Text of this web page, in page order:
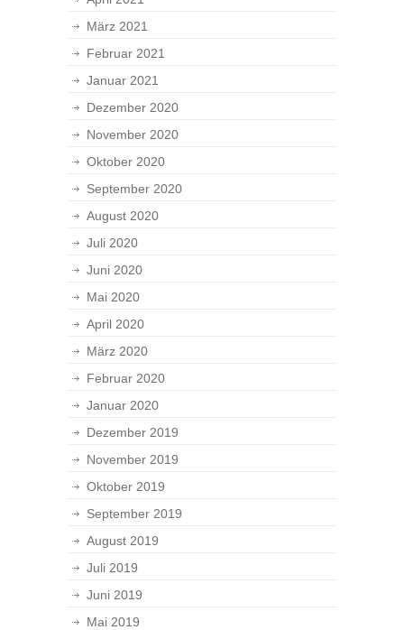
März 2021
Februar 2021
Januar 2021
Dezember 2020
November 2020
Oktober 2020
September 2020
August 2020
Juli 2020
Juni 2020
Mai 2020
April 2020
März 2020
Februar 2020
Januar 2020
Dezember 2019
November 2019
Oktober 2019
September 2019
August 2019
Juli 2019
Juni 2019
Mai 2019